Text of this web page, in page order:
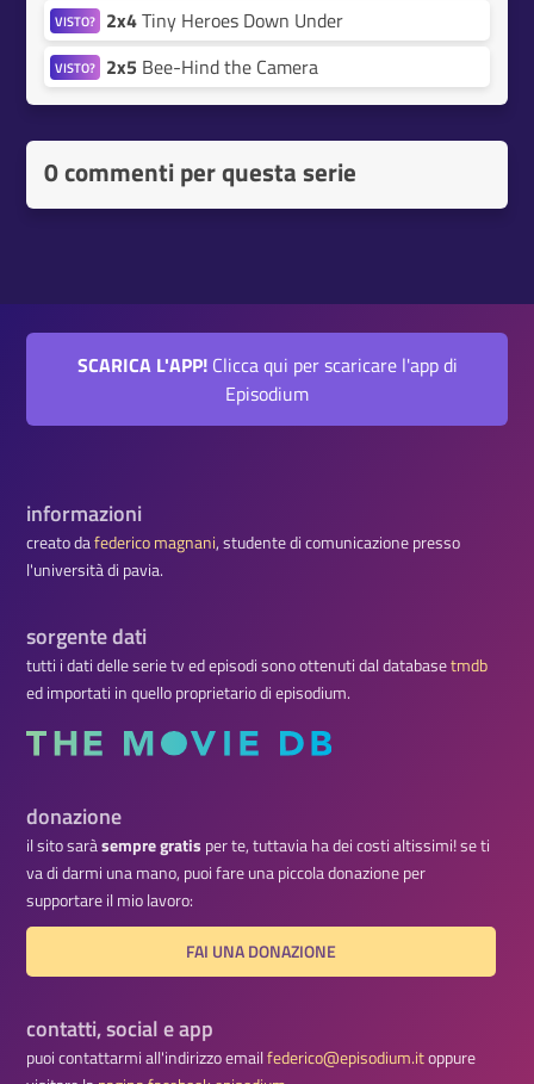
VISTO? 2x4Tiny Heroes Down Under
VISTO? 2x5 Bee-Hind the Camera
0 commenti per questa serie
SCARICA L'APP!Clicca qui per scaricare l'app di
Episodium
informazioni
creato dafederico magnani, studente di comunicazione presso
l'università di pavia.
sorgente dati
tutti i dati delle serie tv ed episodi sono ottenuti dal databasetmdb
ed importati in quello proprietario di episodium.
donazione
il sito saràsempre gratis per te, tuttavia ha dei costi altissimi! se ti
va di darmi una mano, puoi fare una piccola donazione per
supportare il mio lavoro:
FAI UNA DONAZIONE
contatti, social e app
puoi contattarmi all'indirizzo emailfederico@episodium.itoppure